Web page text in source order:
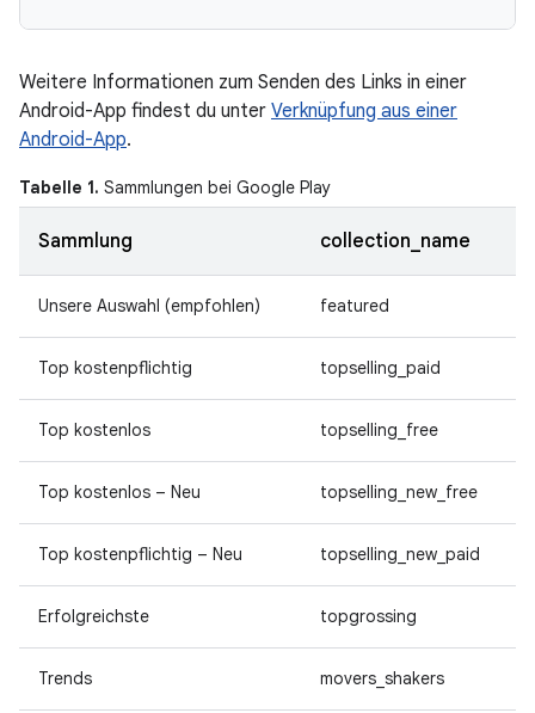
Weitere Informationen zum Senden des Links in einer
Android-App findest du unter Verknüpfung aus einer
Android-App.
Tabelle 1. Sammlungen bei Google Play
Sammlung collection_name
Unsere Auswahl (empfohlen) featured
Top kostenpflichtig topselling_paid
Top kostenlos topselling_free
Top kostenlos – Neu topselling_new_free
Top kostenpflichtig – Neu topselling_new_paid
Erfolgreichste topgrossing
Trends movers_shakers